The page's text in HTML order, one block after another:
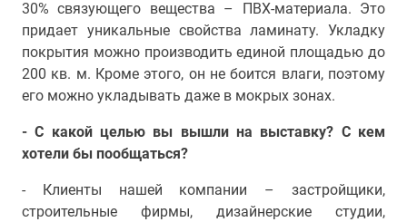
30% связующего вещества – ПВХ-материала. Это
придает уникальные свойства ламинату. Укладку
покрытия можно производить единой площадью до
200 кв. м. Кроме этого, он не боится влаги, поэтому
его можно укладывать даже в мокрых зонах.
- С какой целью вы вышли на выставку? С кем
хотели бы пообщаться?
- Клиенты нашей компании – застройщики,
строительные фирмы, дизайнерские студии,